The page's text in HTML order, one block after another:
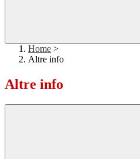
Home >
Altre info
Altre info